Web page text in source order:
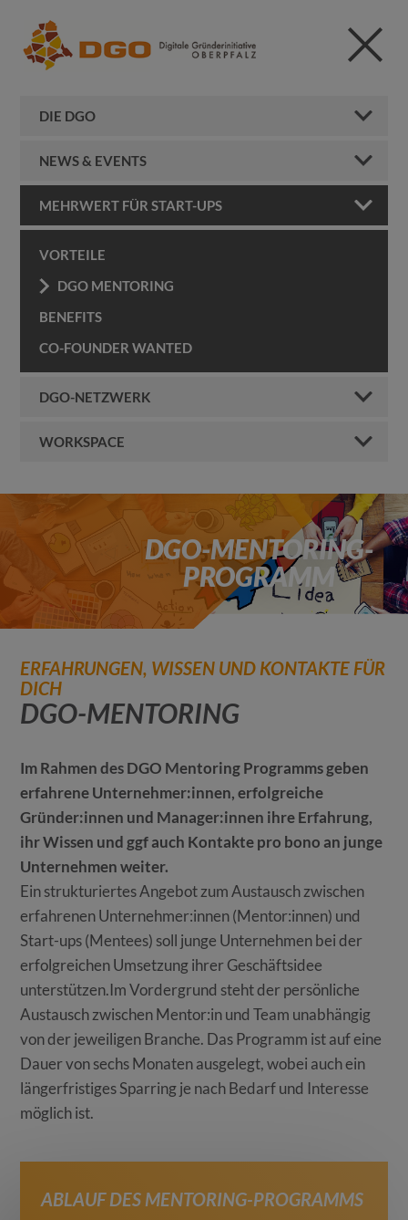
DIE DGO
NEWS & EVENTS
MEHRWERT FÜR START-UPS
VORTEILE
DGO MENTORING
BENEFITS
CO-FOUNDER WANTED
DGO-NETZWERK
WORKSPACE
DGO-MENTORING-
PROGRAMM
ERFAHRUNGEN, WISSEN UND KONTAKTE FÜR
DICH
DGO-MENTORING
Im Rahmen des DGO Mentoring Programms geben
erfahrene Unternehmer:innen, erfolgreiche
Gründer:innen und Manager:innen ihre Erfahrung,
ihr Wissen und ggf auch Kontakte pro bono an junge
Unternehmen weiter.
Ein strukturiertes Angebot zum Austausch zwischen
erfahrenen Unternehmer:innen (Mentor:innen) und
Start-ups (Mentees) soll junge Unternehmen bei der
erfolgreichen Umsetzung ihrer Geschäftsidee
unterstützen.Im Vordergrund steht der persönliche
Austausch zwischen Mentor:in und Team unabhängig
von der jeweiligen Branche. Das Programm ist auf eine
Dauer von sechs Monaten ausgelegt, wobei auch ein
längerfristiges Sparring je nach Bedarf und Interesse
möglich ist.
ABLAUF DES MENTORING-PROGRAMMS